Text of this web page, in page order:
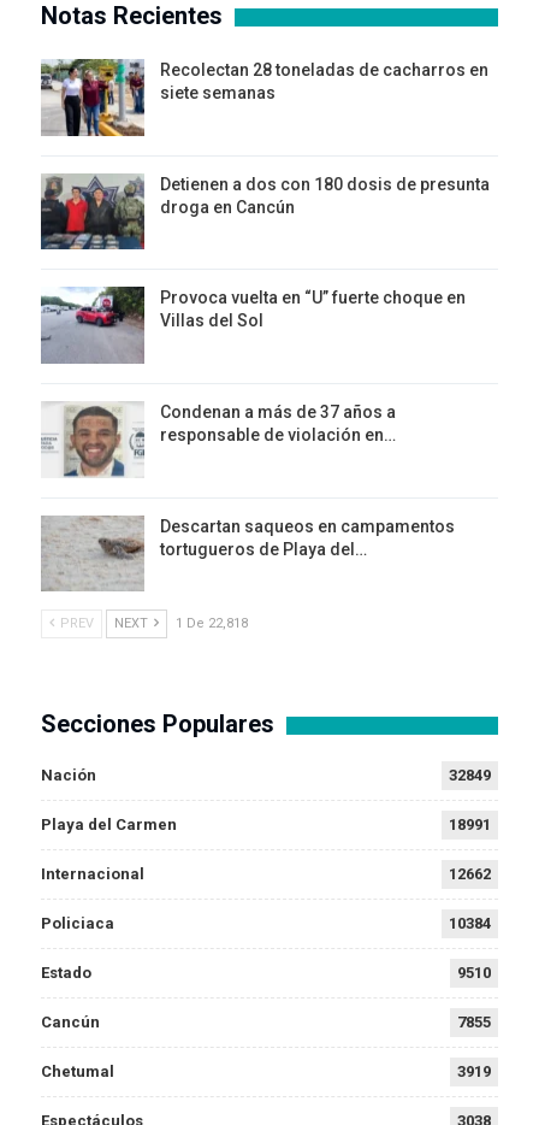
Notas Recientes
Recolectan 28 toneladas de cacharros en
siete semanas
Detienen a dos con 180 dosis de presunta
droga en Cancún
Provoca vuelta en “U” fuerte choque en
Villas del Sol
Condenan a más de 37 años a
responsable de violación en…
Descartan saqueos en campamentos
tortugueros de Playa del…
PREV NEXT 1 De 22,818
Secciones Populares
Nación 32849
Playa del Carmen 18991
Internacional 12662
Policiaca 10384
Estado 9510
Cancún 7855
Chetumal 3919
Espectáculos 3038